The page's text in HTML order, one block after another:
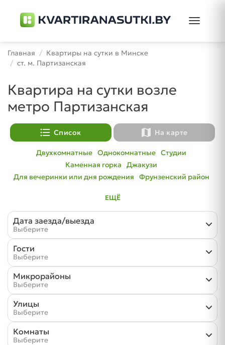
Toggle
Главная
Квартиры на сутки в Минске
ст. м. Партизанская
Квартира на сутки возле
метро Партизанская
format_list_bulleted Список map На карте
Двухкомнатные Однокомнатные Студии
Каменная горка
Джакузи
Для вечеринки или дня рождения
Фрунзенский район
ЕЩЁ
Дата заезда/выезда
Выберите
Гости
Выберите
Микрорайоны
Выберите
Улицы
Выберите
Комнаты
Выберите